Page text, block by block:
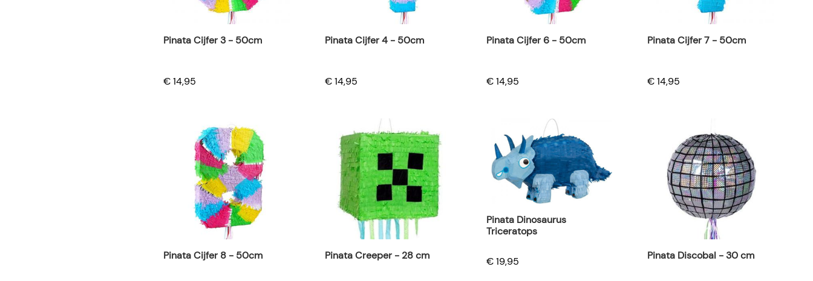
Pinata Cijfer 3 - 50cm
€ 14,95
Pinata Cijfer 4 - 50cm
€ 14,95
Pinata Cijfer 6 - 50cm
€ 14,95
Pinata Cijfer 7 - 50cm
€ 14,95
Pinata Cijfer 8 - 50cm Pinata Creeper - 28 cm
Pinata Dinosaurus
Triceratops
€ 19,95 Pinata Discobal - 30 cm